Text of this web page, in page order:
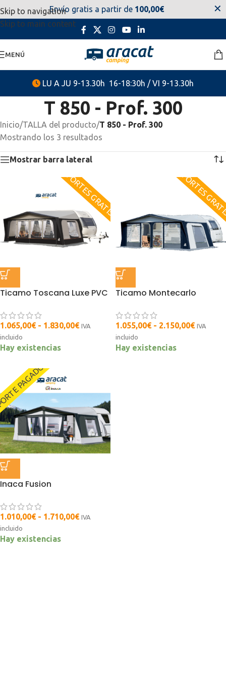
Skip to navigation
Skip to main content
estaremos disponibles. Disculpen las molestias.
MENÚ
LU A JU 9-13.30h 16-18:30h / VI 9-13.30h
T 850 - Prof. 300
Inicio/TALLA del producto/T 850 - Prof. 300
Mostrando los 3 resultados
Envío gratis a partir de 100,00€ ✕
Mostrar barra lateral
PORTES GRATIS
Ticamo Toscana Luxe PVC
1.065,00€ - 1.830,00€ IVA
incluido
Hay existencias
PORTES
Ticamo Montecarlo
1.055,00€ - 2.150,00€ IVA
incluido
Hay existencias
PAGADO
Inaca Fusion
1.010,00€ - 1.710,00€ IVA
incluido
Hay existencias